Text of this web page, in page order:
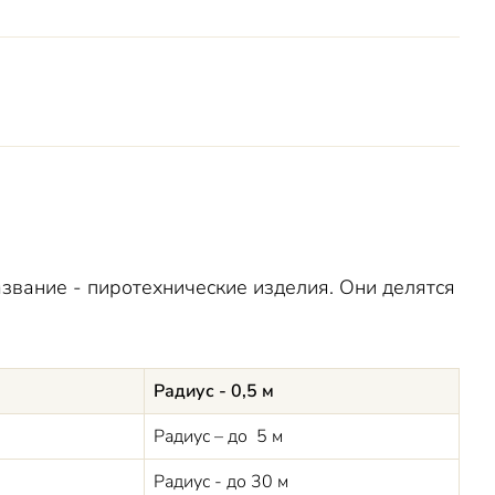
- пиротехнические изделия. Они делятся
Радиус - 0,5 м
Радиус – до 5 м
Радиус - до 30 м